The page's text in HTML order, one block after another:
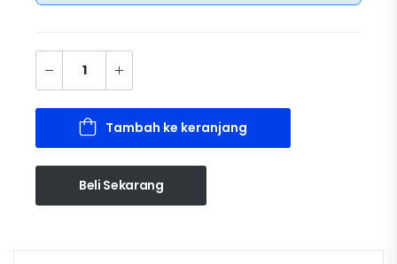
Tambah ke keranjang
Beli Sekarang